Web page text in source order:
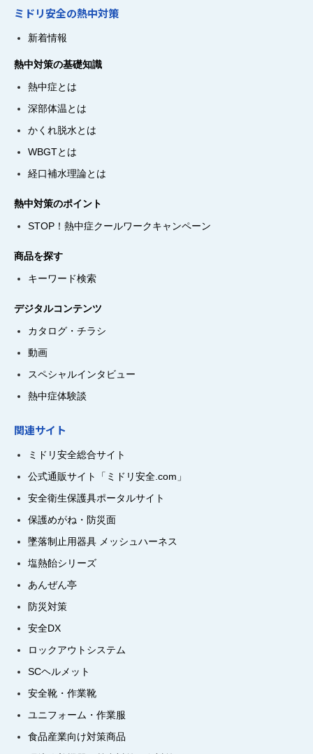
ミドリ安全の熱中対策
新着情報
熱中対策の基礎知識
熱中症とは
深部体温とは
かくれ脱水とは
WBGTとは
経口補水理論とは
熱中対策のポイント
STOP！熱中症クールワークキャンペーン
商品を探す
キーワード検索
デジタルコンテンツ
カタログ・チラシ
動画
スペシャルインタビュー
熱中症体験談
関連サイト
ミドリ安全総合サイト
公式通販サイト「ミドリ安全.com」
安全衛生保護具ポータルサイト
保護めがね・防災面
墜落制止用器具 メッシュハーネス
塩熱飴シリーズ
あんぜん亭
防災対策
安全DX
ロックアウトシステム
SCヘルメット
安全靴・作業靴
ユニフォーム・作業服
食品産業向け対策商品